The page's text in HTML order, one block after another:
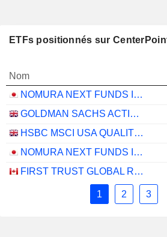
ETFs positionnés sur
Nom
NOMURA NEXT FUNDS INTERNATIONAL EQUITY MSCI-KOKUSAI (YEN-HEDGED) ETF - JPY
GOLDMAN SACHS ACTIVEBETA PARIS-ALIGNED SUSTAINABLE US LARGE CAP EQUITY UCITS ETF - USD
HSBC MSCI USA QUALITY UCITS ETF - USD
NOMURA NEXT FUNDS INTERNATIONAL EQUITY MSCI-KOKUSAI (UNHEDGED) ETF - JPY
FIRST TRUST GLOBAL RISK MANAGED INCOME INDEX ETF - CAD
1 2 3